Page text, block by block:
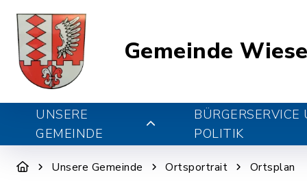
Gemeinde
UNSERE
GEMEINDE
BÜRGERSERVICE
POLITIK
Unsere Gemeinde Ortsportrait Ortsplan